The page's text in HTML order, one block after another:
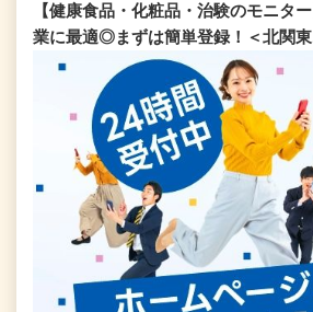
【健康食品・化粧品・治験のモニタ
業に最適◎まずは簡単登録！＜北関東